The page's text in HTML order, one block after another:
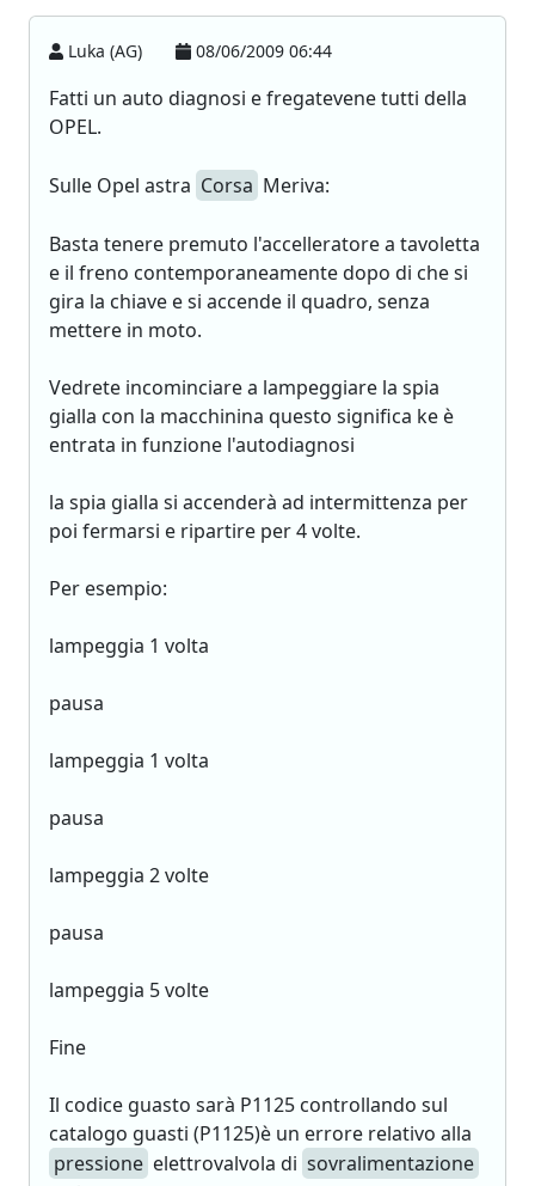
Luka (AG) 08/06/2009 06:44
Fatti un auto diagnosi e fregatevene tutti della
OPEL.
Sulle Opel astra Corsa Meriva:
Basta tenere premuto l'accelleratore a tavoletta
e il freno contemporaneamente dopo di che si
gira la chiave e si accende il quadro, senza
mettere in moto.
Vedrete incominciare a lampeggiare la spia
gialla con la macchinina questo significa ke è
entrata in funzione l'autodiagnosi
la spia gialla si accenderà ad intermittenza per
poi fermarsi e ripartire per 4 volte.
Per esempio:
lampeggia 1 volta
pausa
lampeggia 1 volta
pausa
lampeggia 2 volte
pausa
lampeggia 5 volte
Fine
Il codice guasto sarà P1125 controllando sul
catalogo guasti (P1125)è un errore relativo alla
pressione elettrovalvola di sovralimentazione